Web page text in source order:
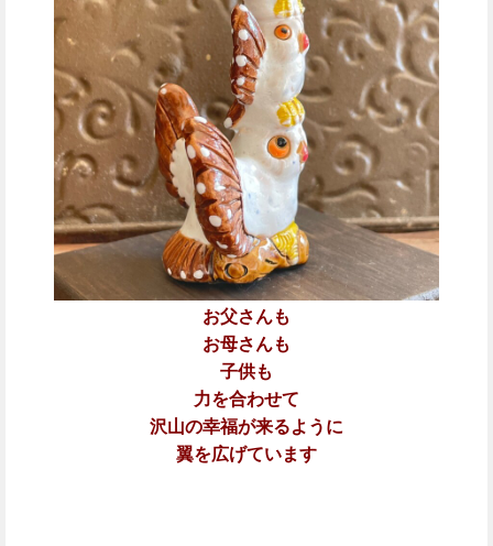
お父さんも
お母さんも
子供も
力を合わせて
沢山の幸福が来るように
翼を広げています